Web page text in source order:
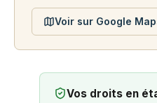
Voir sur Google
Vos droits en